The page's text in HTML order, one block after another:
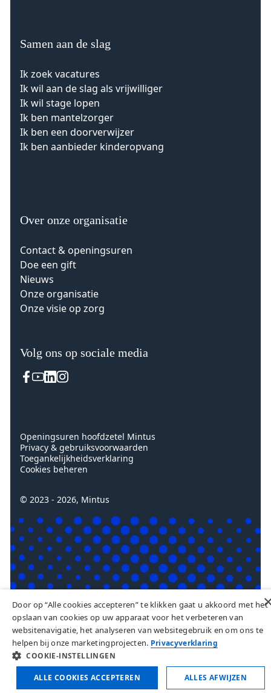
Samen aan de slag
Ik zoek vacatures
Ik wil aan de slag als vrijwilliger
Ik wil stage lopen
Ik ben mantelzorger
Ik ben een doorverwijzer
Ik ben aanbieder kinderopvang
Over onze organisatie
Contact & openingsuren
Doe een gift
Nieuws
Onze organisatie
Onze visie op zorg
Volg ons op sociale media
Voet
Openingsuren hoofdzetel Mintus
Privacy & gebruiksvoorwaarden
Toegankelijkheidsverklaring
Cookies beheren
© 2023 - 2026, Mintus
Door op “Alle cookies accepteren” te klikken gaat u akkoord met het
opslaan van cookies op uw apparaat voor het verbeteren van
websitenavigatie, het analyseren van websitegebruik en om ons te
helpen bij onze marketingprojecten. Privacyverklaring
COOKIE-INSTELLINGEN
ALLE COOKIES ACCEPTEREN ALLES AFWIJZEN